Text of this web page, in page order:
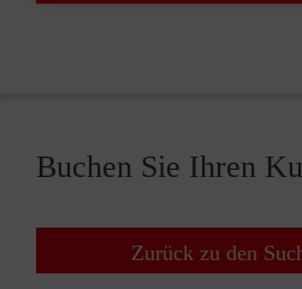
Buchen Sie Ihren
Zurück zu den